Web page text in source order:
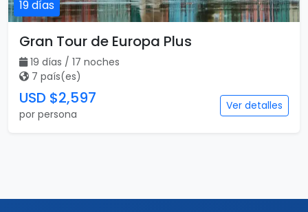
19 días
Gran Tour de Europa Plus
19 días / 17 noches
7 país(es)
USD $2,597
por persona
Ver detalles